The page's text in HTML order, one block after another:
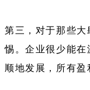
第三，对于那些
惕。企业很少能
顺地发展，所有盈